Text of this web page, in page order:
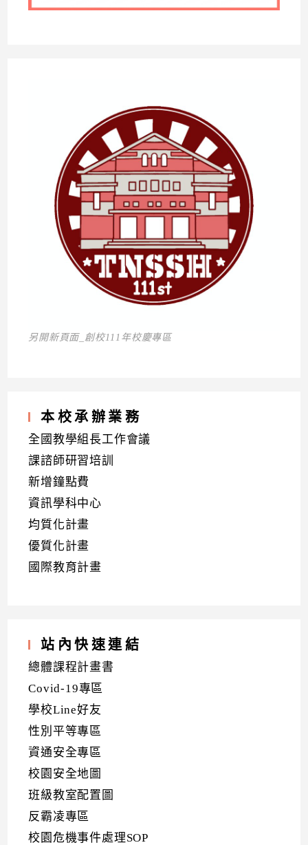
另開新頁面_創校111年校慶專區
本校承辦業務
全國教學組長工作會議
課諮師研習培訓
新增鐘點費
資訊學科中心
均質化計畫
優質化計畫
國際教育計畫
站內快速連結
總體課程計畫書
Covid-19專區
學校Line好友
性別平等專區
資通安全專區
校園安全地圖
班級教室配置圖
反霸凌專區
校園危機事件處理SOP